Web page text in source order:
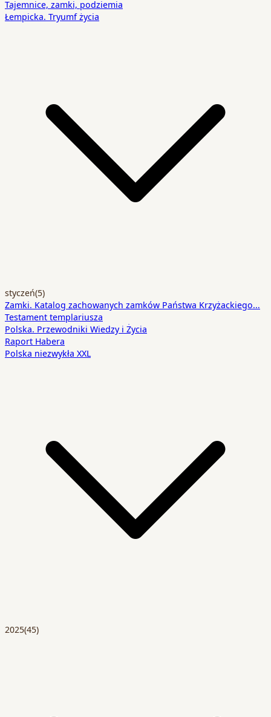
Tajemnice, zamki, podziemia
Łempicka. Tryumf życia
styczeń(5)
Zamki. Katalog zachowanych zamków Państwa Krzyżackiego…
Testament templariusza
Polska. Przewodniki Wiedzy i Życia
Raport Habera
Polska niezwykła XXL
2025(45)